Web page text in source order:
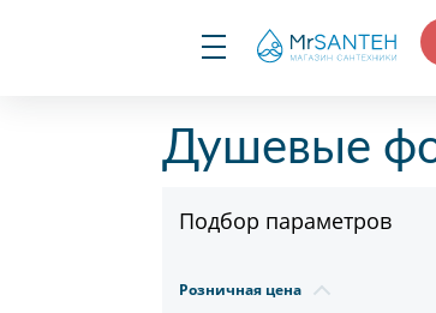
Душевые
Подбор параметров
Розничная цена